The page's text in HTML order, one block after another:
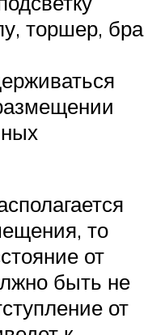
торшер, бра
то
от
быть не
от